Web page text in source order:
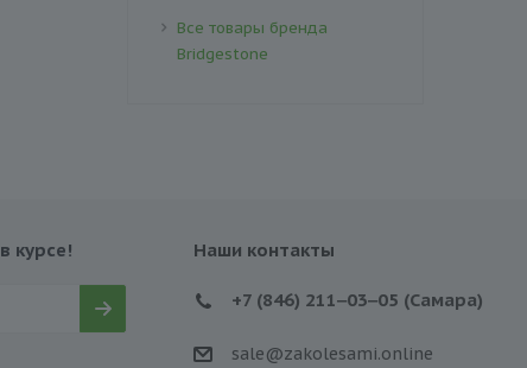
Все товары бренда
Bridgestone
курсе! Наши контакты
+7 (846) 211‒03‒05 (Самара)
sale@zakolesami.online